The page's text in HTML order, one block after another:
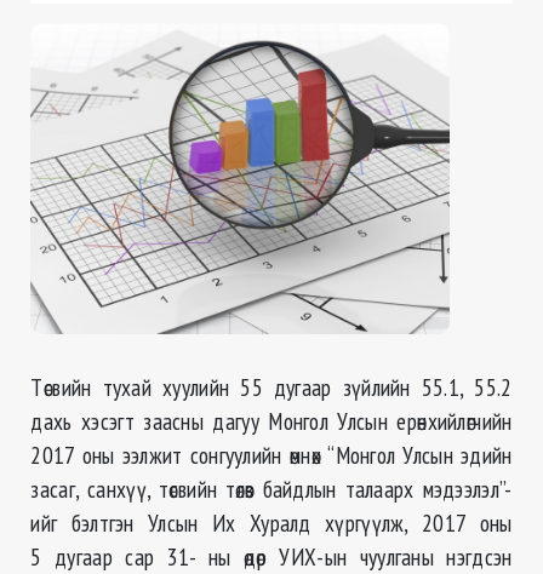
Төсвийн тухай хуулийн 55 дугаар зүйлийн 55.1, 55.2
дахь хэсэгт заасны дагуу Монгол Улсын ерөнхийлөгчийн
2017 оны ээлжит сонгуулийн өмнөх “Монгол Улсын эдийн
засаг, санхүү, төсвийн төлөв байдлын талаарх мэдээлэл”-
ийг бэлтгэн Улсын Их Хуралд хүргүүлж, 2017 оны
5 дугаар сар 31- ны өдөр УИХ-ын чуулганы нэгдсэн